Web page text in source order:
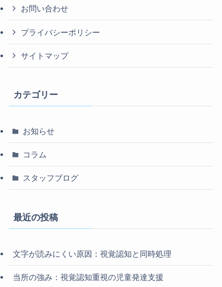
お問い合わせ
プライバシーポリシー
サイトマップ
カテゴリー
お知らせ
コラム
スタッフブログ
最近の投稿
文字が読みにくい原因：視覚認知と同時処理
当所の強み：視覚認知重視の児童発達支援